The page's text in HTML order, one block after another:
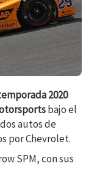
2020
bajo el
autos de
por Chevrolet.
SPM, con sus